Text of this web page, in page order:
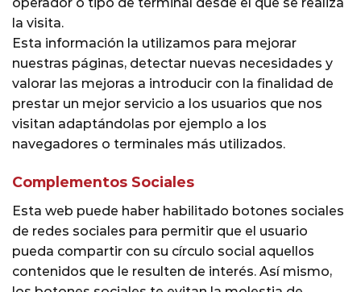
operador o tipo de terminal desde el que se realiza
la visita.
Esta información la utilizamos para mejorar
nuestras páginas, detectar nuevas necesidades y
valorar las mejoras a introducir con la finalidad de
prestar un mejor servicio a los usuarios que nos
visitan adaptándolas por ejemplo a los
navegadores o terminales más utilizados.
Complementos Sociales
Esta web puede haber habilitado botones sociales
de redes sociales para permitir que el usuario
pueda compartir con su círculo social aquellos
contenidos que le resulten de interés. Así mismo,